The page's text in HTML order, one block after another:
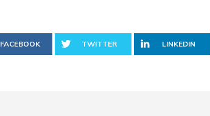
FACEBOOK TWITTER LINKEDIN